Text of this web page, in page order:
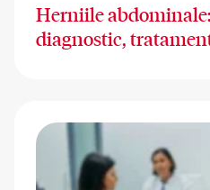
Herniile
diagnostic,